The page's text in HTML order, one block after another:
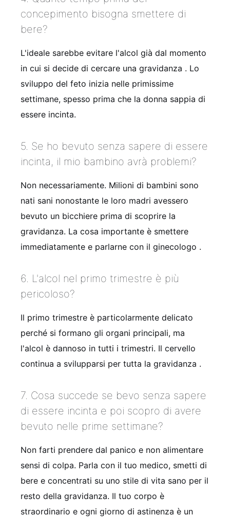
concepimento bisogna smettere di
bere?
L'ideale sarebbe evitare l'alcol già dal momento
in cui si decide di cercare una gravidanza . Lo
sviluppo del feto inizia nelle primissime
settimane, spesso prima che la donna sappia di
essere incinta.
5. Se ho bevuto senza sapere di essere
incinta, il mio bambino avrà problemi?
Non necessariamente. Milioni di bambini sono
nati sani nonostante le loro madri avessero
bevuto un bicchiere prima di scoprire la
gravidanza. La cosa importante è smettere
immediatamente e parlarne con il ginecologo .
6. L'alcol nel primo trimestre è più
pericoloso?
Il primo trimestre è particolarmente delicato
perché si formano gli organi principali, ma
l'alcol è dannoso in tutti i trimestri. Il cervello
continua a svilupparsi per tutta la gravidanza .
7. Cosa succede se bevo senza sapere
di essere incinta e poi scopro di avere
bevuto nelle prime settimane?
Non farti prendere dal panico e non alimentare
sensi di colpa. Parla con il tuo medico, smetti di
bere e concentrati su uno stile di vita sano per il
resto della gravidanza. Il tuo corpo è
straordinario e ogni giorno di astinenza è un